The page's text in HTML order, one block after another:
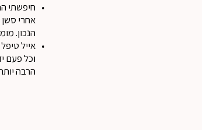
חיפשתי
אחרי
הנכון.
אייל
וכל פעם
הרבה